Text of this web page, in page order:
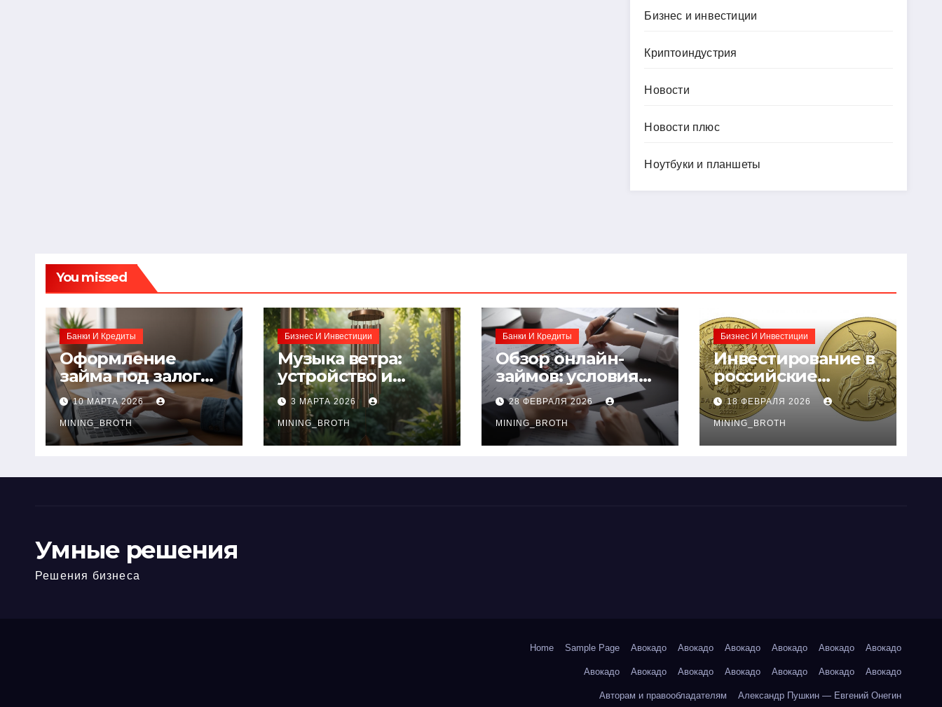
Бизнес и инвестиции
Криптоиндустрия
Новости
Новости плюс
Ноутбуки и планшеты
You missed
Банки И Кредиты
Оформление
займа под залог
ПТС онлайн на
карту без визита в
офис: порядок,
требования и
10 МАРТА 2026
MINING_BROTH
Бизнес И Инвестиции
Музыка ветра:
устройство и
принципы
звучания
колокольчиков
3 МАРТА 2026
MINING_BROTH
Банки И Кредиты
Обзор онлайн-
займов: условия
выдачи,
процентные
ставки и
требования к
28 ФЕВРАЛЯ 2026
MINING_BROTH
Бизнес И Инвестиции
Инвестирование в
российские
золотые монеты:
подробное
руководство
18 ФЕВРАЛЯ 2026
MINING_BROTH
Умные решения
Решения бизнеса
Home Sample Page Авокадо Авокадо Авокадо Авокадо Авокадо Авокадо
Авокадо Авокадо Авокадо Авокадо Авокадо Авокадо Авокадо
Авторам и правообладателям Александр Пушкин — Евгений Онегин